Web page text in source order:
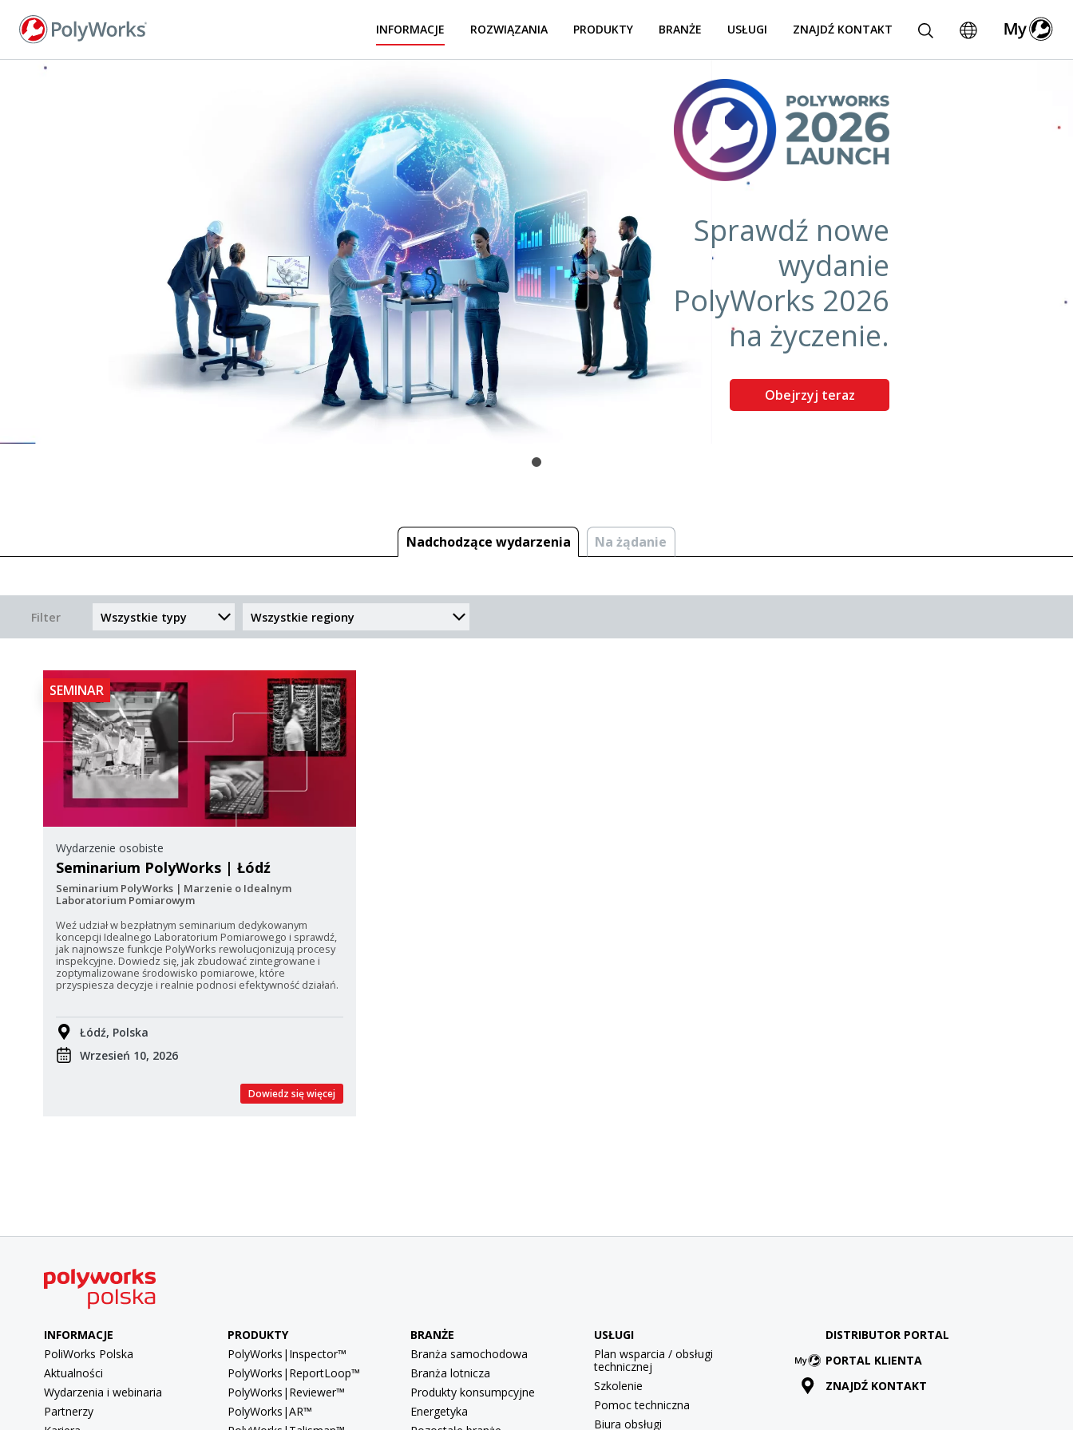
treści
INFORMACJE ROZWIĄZANIA PRODUKTY BRANŻE USŁUGI ZNAJDŹ KONTAKT
Sprawdź nowe
wydanie
PolyWorks 2026
na życzenie.
Obejrzyj teraz
Nadchodzące wydarzenia Na żądanie
Filter
SEMINAR
Wydarzenie osobiste
Seminarium PolyWorks | Łódź
Seminarium PolyWorks | Marzenie o Idealnym
Laboratorium Pomiarowym
Weź udział w bezpłatnym seminarium dedykowanym
koncepcji Idealnego Laboratorium Pomiarowego i sprawdź,
jak najnowsze funkcje PolyWorks rewolucjonizują procesy
inspekcyjne. Dowiedz się, jak zbudować zintegrowane i
zoptymalizowane środowisko pomiarowe, które
przyspiesza decyzje i realnie podnosi efektywność działań.
Łódź, Polska
Wrzesień 10, 2026
Dowiedz się więcej
INFORMACJE
PoliWorks Polska
Aktualności
Wydarzenia i webinaria
Partnerzy
PRODUKTY
PolyWorks|Inspector™
PolyWorks|ReportLoop™
PolyWorks|Reviewer™
PolyWorks|AR™
BRANŻE
Branża samochodowa
Branża lotnicza
Produkty konsumpcyjne
Energetyka
USŁUGI
Plan wsparcia / obsługi
technicznej
Szkolenie
Pomoc techniczna
Biura obsługi
DISTRIBUTOR PORTAL
PORTAL KLIENTA
ZNAJDŹ KONTAKT